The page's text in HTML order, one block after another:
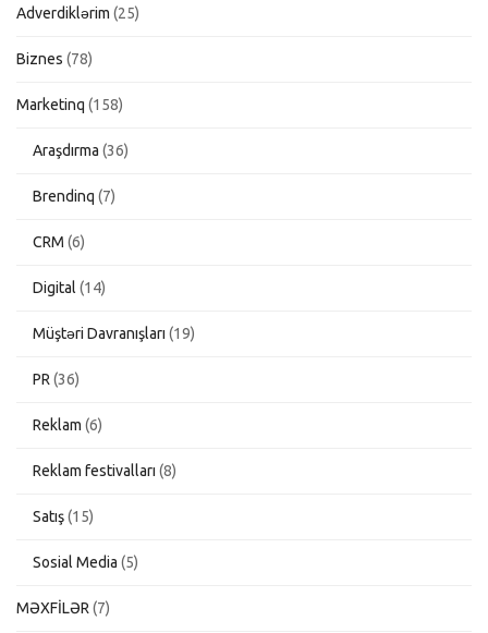
Adverdiklərim (25)
Biznes (78)
Marketinq (158)
Araşdırma (36)
Brendinq (7)
CRM (6)
Digital (14)
Müştəri Davranışları (19)
PR (36)
Reklam (6)
Reklam festivalları (8)
Satış(15)
Sosial Media (5)
MƏXFİLƏR (7)